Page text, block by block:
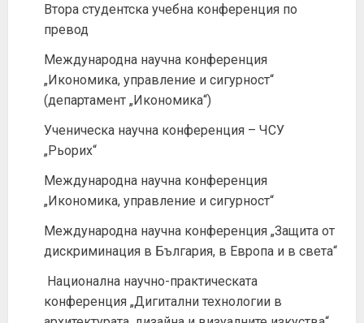
Втора студентска учебна конференция по
превод
Международна научна конференция
„Икономика, управление и сигурност“
(департамент „Икономика“)
Ученическа научна конференция – ЧСУ
„Рьорих“
Международна научна конференция
„Икономика, управление и сигурност“
Международна научна конференция „Защита от
дискриминация в България, в Европа и в света“
Национална научно-практическата
конференция „Дигитални технологии в